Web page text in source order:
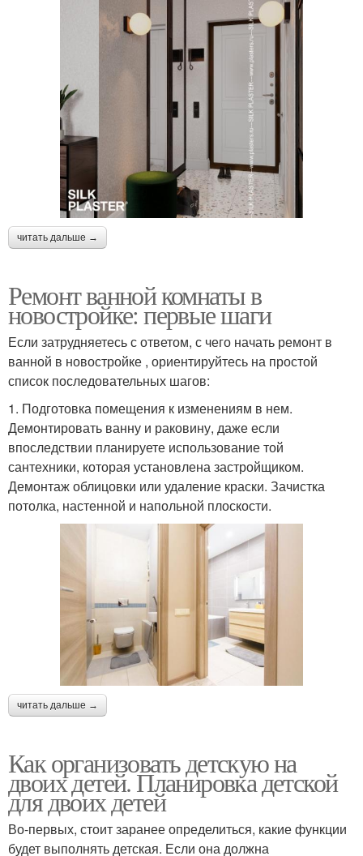
читать дальше →
Ремонт ванной комнаты в
новостройке: первые шаги
Если затрудняетесь с ответом, с чего начать ремонт в
ванной в новостройке , ориентируйтесь на простой
список последовательных шагов:
1. Подготовка помещения к изменениям в нем.
Демонтировать ванну и раковину, даже если
впоследствии планируете использование той
сантехники, которая установлена застройщиком.
Демонтаж облицовки или удаление краски. Зачистка
потолка, настенной и напольной плоскости.
читать дальше →
Как организовать детскую на
двоих детей. Планировка детской
для двоих детей
Во-первых, стоит заранее определиться, какие функции
будет выполнять детская. Если она должна